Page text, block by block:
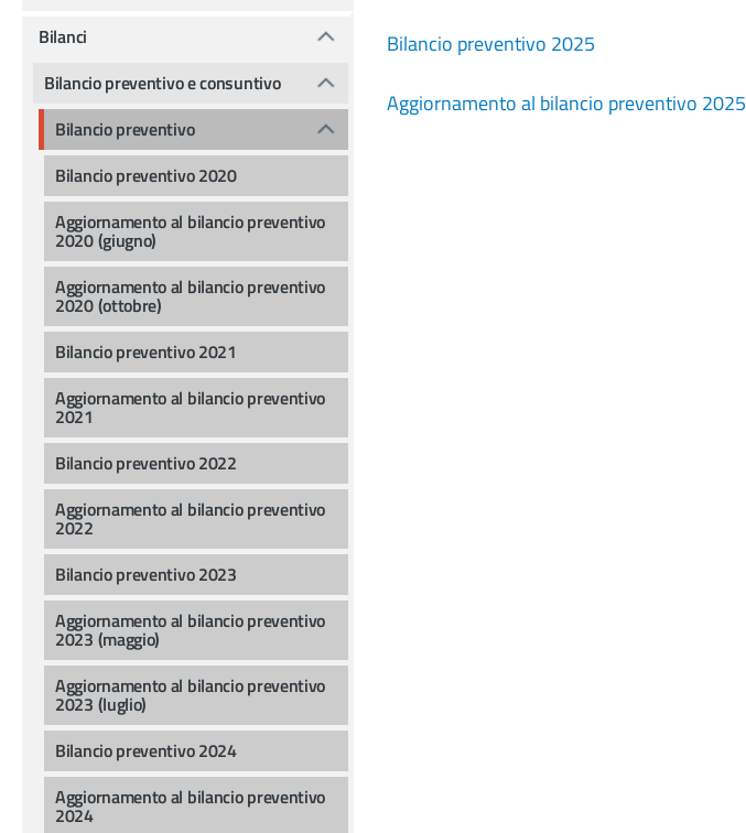
Bilancio preventivo 2025
Aggiornamento al bilancio preventivo 2025
Bilanci
Bilancio preventivo e consuntivo
Bilancio preventivo
Bilancio preventivo 2020
Aggiornamento al bilancio preventivo
2020 (giugno)
Aggiornamento al bilancio preventivo
2020 (ottobre)
Bilancio preventivo 2021
Aggiornamento al bilancio preventivo
2021
Bilancio preventivo 2022
Aggiornamento al bilancio preventivo
2022
Bilancio preventivo 2023
Aggiornamento al bilancio preventivo
2023 (maggio)
Aggiornamento al bilancio preventivo
2023 (luglio)
Bilancio preventivo 2024
Aggiornamento al bilancio preventivo
2024